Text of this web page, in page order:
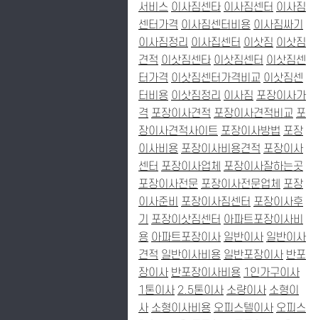
서비스 이사짐센타 이사짐센터 이사짐
센터가격 이사짐센터비용 이사짐싸기
이사짐정리 이사집센터 이삿짐 이삿짐
견적 이삿짐센타 이삿짐센터 이삿짐센
터가격 이삿짐센터가격비교 이삿짐센
터비용 이삿짐정리 이사짐 포장이사가
격 포장이사견적 포장이사견적비교 포
장이사견적사이트 포장이사방법 포장
이사비용 포장이사비용견적 포장이사
센터 포장이사업체 포장이사잘하는곳
포장이사전문 포장이사전문업체 포장
이사준비
포장이사짐센터 포장이사후
기
포장이삿짐센터 아파트포장이사비
용 아파트포장이사 일반이사 일반이사
견적 일반이사비용 일반포장이사 반포
장이사 반포장이사비용 1인가구이사
1톤이사 2.5톤이사 소량이사 소형이
사 소형이사비용 오피스텔이사 오피스